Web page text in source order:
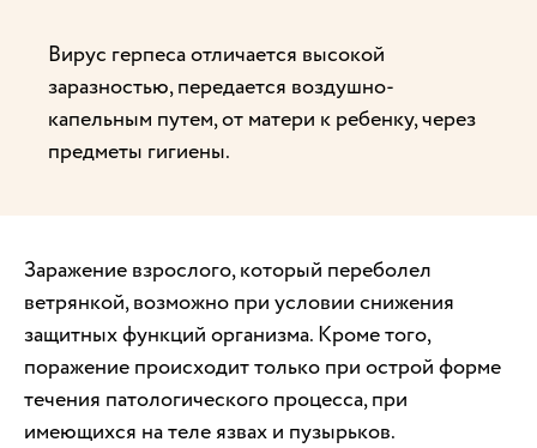
Вирус герпеса отличается высокой
заразностью, передается воздушно-
капельным путем, от матери к ребенку, через
предметы гигиены.
Заражение взрослого, который переболел
ветрянкой, возможно при условии снижения
защитных функций организма. Кроме того,
поражение происходит только при острой форме
течения патологического процесса, при
имеющихся на теле язвах и пузырьков.